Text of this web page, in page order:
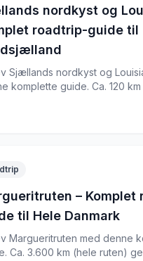
nordkyst og
roadtrip-guide til
Sjællands nordkyst og
komplette guide. Ca. 120
Kronborg Slot, Frederiksborg
– Komplet
til Hele Danmark
Margueritruten med denne
Ca. 3.600 km (hele ruten)